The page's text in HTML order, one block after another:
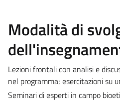
Modalità di
Lezioni frontali con analisi e
nel programma; esercitazioni su
Seminari di esperti in campo